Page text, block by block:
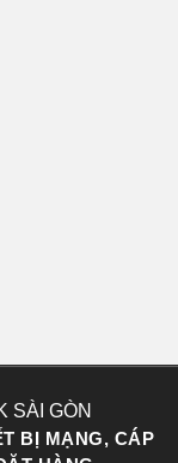
SÀI GÒN
BỊ MẠNG, CÁP